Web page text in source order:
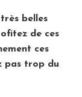
belles
de ces
ces
pas trop du